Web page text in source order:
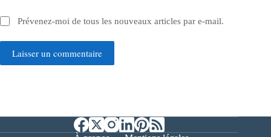
Prévenez-moi de tous les nouveaux articles par e-mail.
Laisser un commentaire